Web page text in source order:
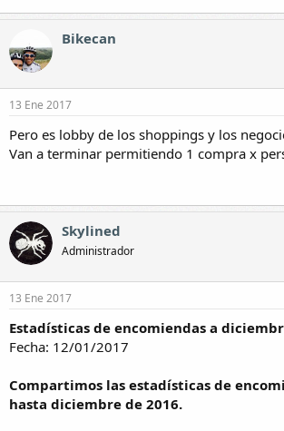
Bikecan
13 Ene 2017
Pero es lobby de los shoppings y los
Van a terminar permitiendo 1 compra x
Skylined
Administrador
13 Ene 2017
Estadísticas de encomiendas a
Fecha: 12/01/2017
Compartimos las estadísticas de
hasta diciembre de 2016.